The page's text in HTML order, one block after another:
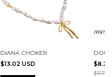
DIANA CHOKER
$13.02 USD
$11.78